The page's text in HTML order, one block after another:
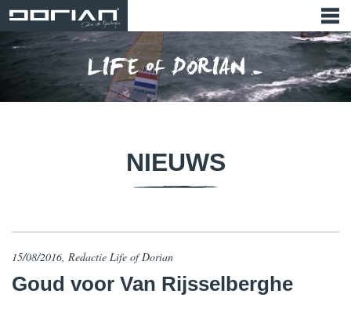
NIEUWS
15/08/2016, Redactie Life of Dorian
Goud voor Van Rijsselberghe